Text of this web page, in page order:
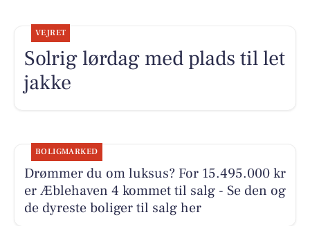
VEJRET
Solrig lørdag med plads til let
jakke
BOLIGMARKED
Drømmer du om luksus? For 15.495.000 kr
er Æblehaven 4 kommet til salg - Se den og
de dyreste boliger til salg her